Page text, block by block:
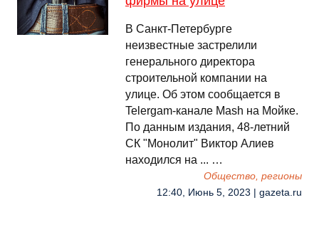
В Санкт-Петербурге
неизвестные застрелили
генерального директора
строительной компании на
улице. Об этом сообщается в
Telergam-канале Mash на Мойке.
По данным издания, 48-летний
СК "Монолит" Виктор Алиев
находился на ... …
Общество, регионы
12:40, Июнь 5, 2023 | gazeta.ru